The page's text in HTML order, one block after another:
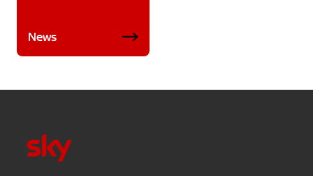
News